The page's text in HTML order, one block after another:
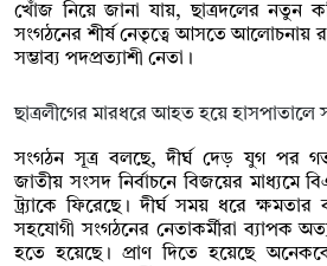
খোঁজ নিয়ে জানা যায়, ছাত্রদলের নতুন
সংগঠনের শীর্ষ নেতৃত্বে আসতে আলোচনায়
সম্ভাব্য পদপ্রত্যাশী নেতা।
ছাত্রলীগের মারধরে আহত হয়ে হাসপাতালে
সংগঠন সূত্র বলছে, দীর্ঘ দেড় যুগ পর
জাতীয় সংসদ নির্বাচনে বিজয়ের মাধ্যমে
ট্র্যাকে ফিরেছে। দীর্ঘ সময় ধরে
সহযোগী সংগঠনের নেতাকর্মীরা ব্যাপক
হতে হয়েছে। প্রাণ দিতে হয়েছে